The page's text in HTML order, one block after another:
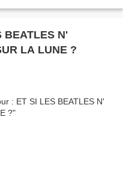
BEATLES N'
LA LUNE ?